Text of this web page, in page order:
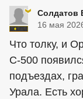
Солдатов
16 мая
Что толку, и
С-500
подъездах,
Урала. Есть